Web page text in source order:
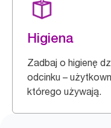
Higiena
Zadbaj o higienę
odcinku –
którego używają.